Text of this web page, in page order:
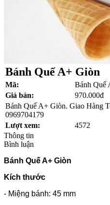
Bánh Quế A+ Giòn
Mã:
Bánh Quế
Giá bán:
970.000đ
Bánh Quế A+ Giòn. Giao Hàng
0969704179
Lượt xem:
4572
Thông tin
Bình luận
Bánh Quế A+ Giòn
Kích thước
- Miệng bánh: 45 mm